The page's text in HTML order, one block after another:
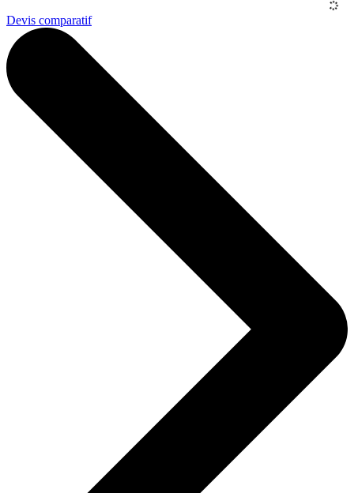
Devis comparatif